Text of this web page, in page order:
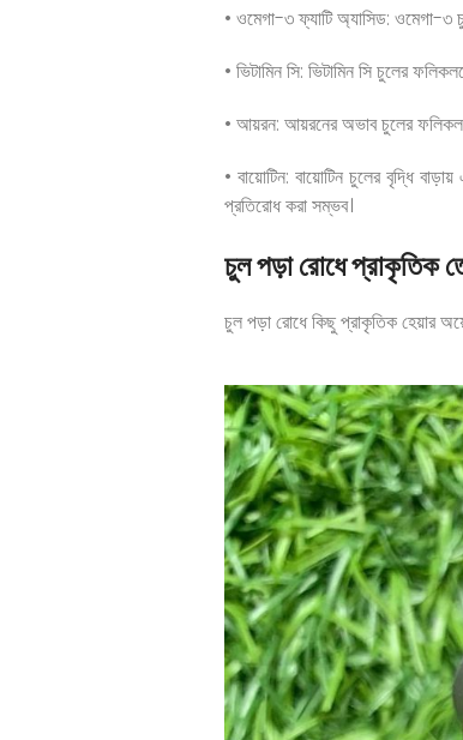
• ওমেগা-৩ ফ্যাটি অ্যাসিড: ওমেগা-৩
• ভিটামিন সি: ভিটামিন সি চুলের
• আয়রন: আয়রনের অভাব চুলের
• বায়োটিন: বায়োটিন চুলের বৃদ্ধি
প্রতিরোধ করা সম্ভব।
চুল পড়া রোধে প্রাকৃতিক
চুল পড়া রোধে কিছু প্রাকৃতিক হেয়ার